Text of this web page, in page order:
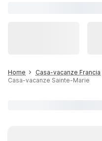
Home Casa-vacanze Francia
Casa-vacanze Sainte-Marie